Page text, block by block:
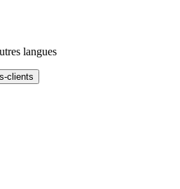
langues
clients